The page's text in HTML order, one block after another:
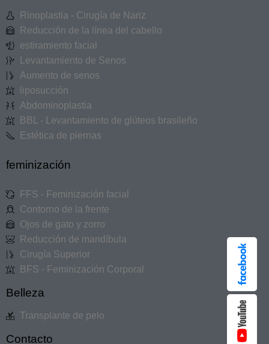
Rinoplastia - Cirugía de Nariz
Reducción de la línea del cabello
estiramiento facial
Levantamiento de Senos
Aumento de senos
liposucción
Abdominoplastia
BBL - Levantamiento de glúteos brasileño
Estética de piernas
feminización
FFS - Feminización facial
Contorno de la frente
Ojos de gato y zorro
Reducción de mandíbula
Cirugía Superior
BFS - Feminización Corporal
Belleza
Transplante de pelo
Contacto